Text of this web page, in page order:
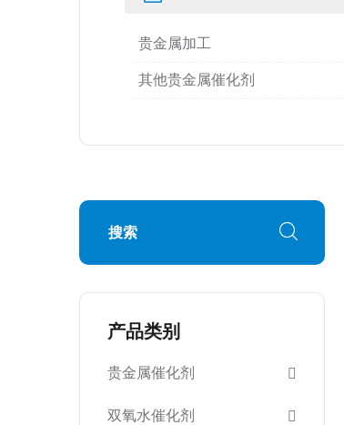
贵金属加工
其他贵金属催化剂
产品类别
贵金属催化剂
双氧水催化剂